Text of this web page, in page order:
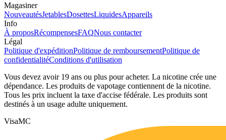
Magasiner
NouveautésJetablesDosettesLiquidesAppareils
Info
À proposRécompensesFAQNous contacter
Légal
Politique d'expéditionPolitique de remboursementPolitique de
confidentialitéConditions d'utilisation
Vous devez avoir 19 ans ou plus pour acheter. La nicotine crée une
dépendance. Les produits de vapotage contiennent de la nicotine.
Tous les prix incluent la taxe d'accise fédérale. Les produits sont
destinés à un usage adulte uniquement.
VisaMC